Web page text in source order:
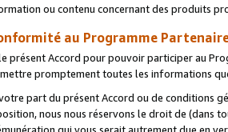
ou contenu concernant des produits
au Programme
présent Accord pour pouvoir participer au
promptement toutes les informations
part du présent Accord ou de conditions
nous nous réservons le droit de (dans
qui vous serait autrement due en